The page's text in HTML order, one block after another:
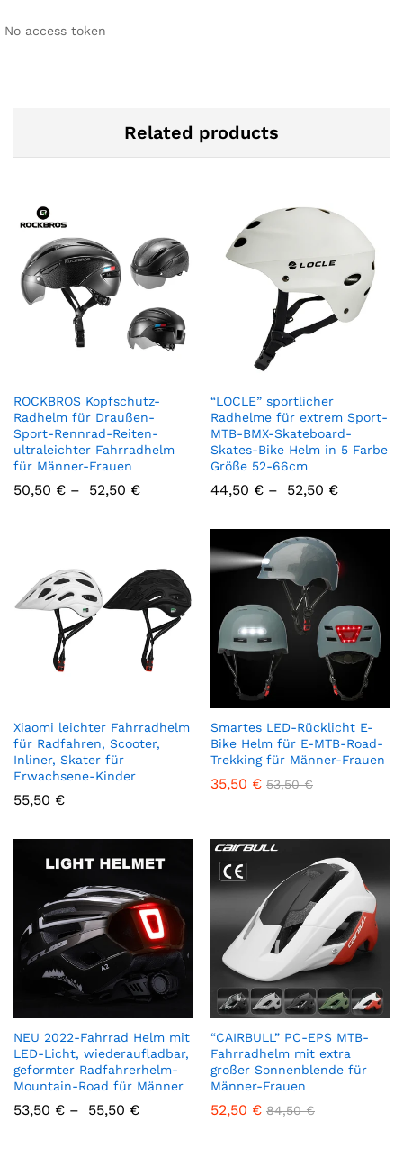
No access token
Related products
ROCKBROS Kopfschutz-
Radhelm für Draußen-
Sport-Rennrad-Reiten-
ultraleichter Fahrradhelm
für Männer-Frauen
50,50 € – 52,50 €
“LOCLE” sportlicher
Radhelme für extrem Sport-
MTB-BMX-Skateboard-
Skates-Bike Helm in 5 Farbe
Größe 52-66cm
44,50 € – 52,50 €
Xiaomi leichter Fahrradhelm
für Radfahren, Scooter,
Inliner, Skater für
Erwachsene-Kinder
55,50 €
Smartes LED-Rücklicht E-
Bike Helm für E-MTB-Road-
Trekking für Männer-Frauen
35,50 € 53,50€
NEU 2022-Fahrrad Helm mit
LED-Licht, wiederaufladbar,
geformter Radfahrerhelm-
Mountain-Road für Männer
53,50 € – 55,50 €
“CAIRBULL” PC-EPS MTB-
Fahrradhelm mit extra
großer Sonnenblende für
Männer-Frauen
52,50 € 84,50€